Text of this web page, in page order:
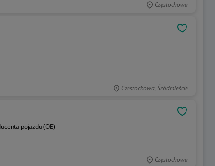
Częstochowa
Czestochowa, Śródmieście
pojazdu (OE)
Częstochowa